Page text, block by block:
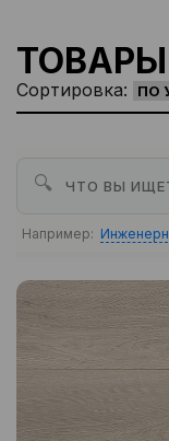
ТОВАРЫ
Сортировка:
🔍
Например: